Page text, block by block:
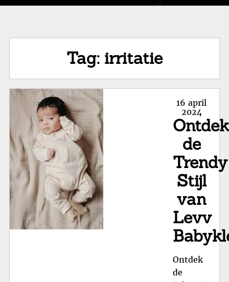
Tag: irritatie
Posted
on
16 april
2024
Ontdek
de
Trendy
Stijl
van
Levv
Ontdek
de